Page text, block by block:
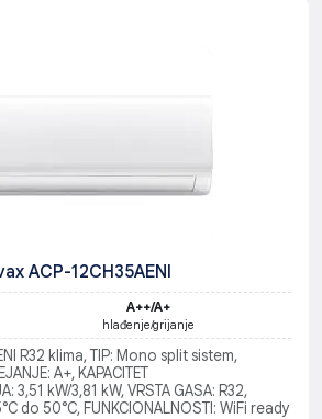
ACP-12CH35AENI
A++/A+
hlađenje/grijanje
R32 klima, TIP: Mono split sistem,
A+, KAPACITET
3,51 kW/3,81 kW, VRSTA GASA: R32,
do 50°C, FUNKCIONALNOSTI: WiFi ready